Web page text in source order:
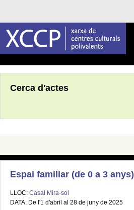
Cerca d'actes
Espai familiar (de 0 a 3 anys)
LLOC: Casal Mira-sol
DATA: De l'1 d'abril al 28 de juny de 2025